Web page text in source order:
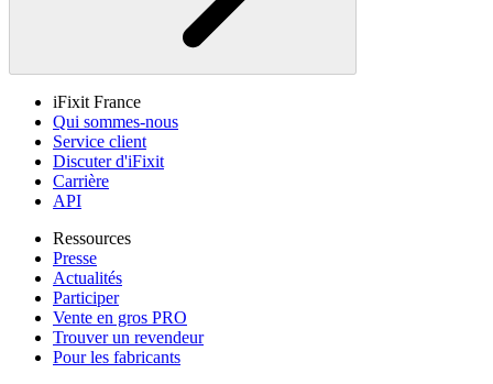
iFixit France
Qui sommes-nous
Service client
Discuter d'iFixit
Carrière
API
Ressources
Presse
Actualités
Participer
Vente en gros PRO
Trouver un revendeur
Pour les fabricants